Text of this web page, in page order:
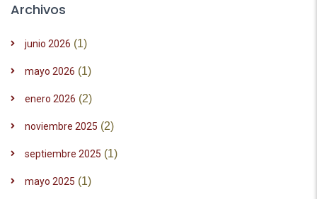
Archivos
junio 2026 (1)
mayo 2026 (1)
enero 2026 (2)
noviembre 2025 (2)
septiembre 2025 (1)
mayo 2025 (1)